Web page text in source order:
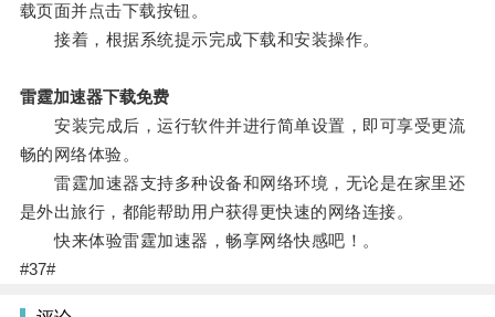
载页面并点击下载按钮。
接着，根据系统提示完成下载和安装操作。
雷霆加速器下载免费
安装完成后，运行软件并进行简单设置，即可享受更流
畅的网络体验。
雷霆加速器支持多种设备和网络环境，无论是在家里还
是外出旅行，都能帮助用户获得更快速的网络连接。
快来体验雷霆加速器，畅享网络快感吧！。
#37#